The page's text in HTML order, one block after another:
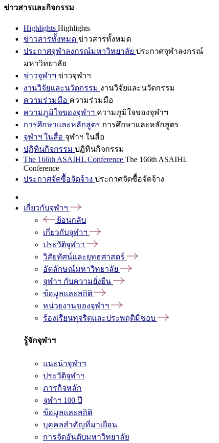
ข่าวสารและกิจกรรม
Highlights Highlights
ข่าวสารทั้งหมด ข่าวสารทั้งหมด
ประกาศจุฬาลงกรณ์มหาวิทยาลัย ประกาศจุฬาลงกรณ์
มหาวิทยาลัย
ข่าวจุฬาฯ ข่าวจุฬาฯ
งานวิจัยและนวัตกรรม งานวิจัยและนวัตกรรม
ความร่วมมือ ความร่วมมือ
ความภูมิใจของจุฬาฯ ความภูมิใจของจุฬาฯ
การศึกษาและหลักสูตร การศึกษาและหลักสูตร
จุฬาฯ ในสื่อ จุฬาฯ ในสื่อ
ปฏิทินกิจกรรม ปฏิทินกิจกรรม
The 166th ASAIHL Conference The 166th ASAIHL
Conference
ประกาศจัดซื้อจัดจ้าง ประกาศจัดซื้อจัดจ้าง
เกี่ยวกับจุฬาฯ
ย้อนกลับ
เกี่ยวกับจุฬาฯ
ประวัติจุฬาฯ
วิสัยทัศน์และยุทธศาสตร์
อัตลักษณ์มหาวิทยาลัย
จุฬาฯ กับความยั่งยืน
ข้อมูลและสถิติ
หน่วยงานของจุฬาฯ
ร้องเรียนทุจริตและประพฤติมิชอบ
รู้จักจุฬาฯ
แนะนำจุฬาฯ
ประวัติจุฬาฯ
ภารกิจหลัก
จุฬาฯ 100 ปี
ข้อมูลและสถิติ
บุคคลสำคัญที่มาเยือน
การจัดอันดับมหาวิทยาลัย